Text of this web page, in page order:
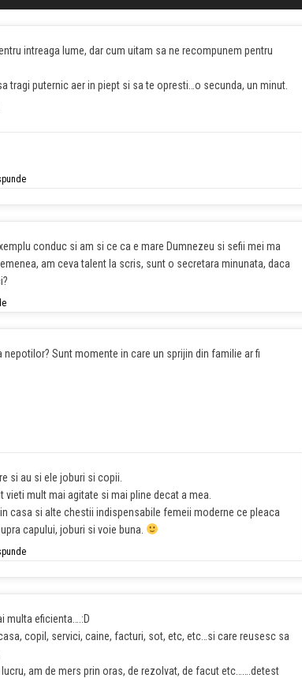
intreaga lume, dar cum uitam sa ne recompunem pentru
tragi puternic aer in piept si sa te opresti…o secunda, un minut.
conduc si am si ce ca e mare Dumnezeu si sefii mei ma
am ceva talent la scris, sunt o secretara minunata, daca
Sunt momente in care un sprijin din familie ar fi
si au si ele joburi si copii.
mult mai agitate si mai pline decat a mea.
casa si alte chestii indispensabile femeii moderne ce pleaca
capului, joburi si voie buna.
multa eficienta….:D
copil, servici, caine, facturi, sot, etc, etc…si care reusesc sa
am de mers prin oras, de rezolvat, de facut etc…….detest